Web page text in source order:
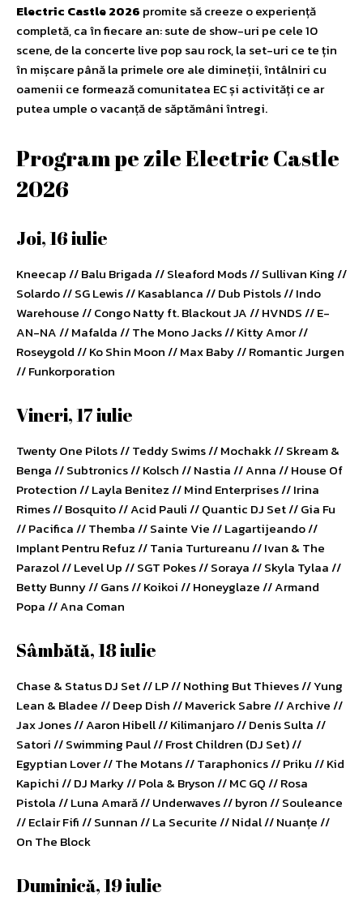
Electric Castle 2026 promite să creeze o experiență
completă, ca în fiecare an: sute de show-uri pe cele 10
scene, de la concerte live pop sau rock, la set-uri ce te țin
în mișcare până la primele ore ale dimineții, întâlniri cu
oamenii ce formează comunitatea EC și activități ce ar
putea umple o vacanță de săptămâni întregi.
Program pe zile Electric Castle
2026
Joi, 16 iulie
Kneecap // Balu Brigada // Sleaford Mods // Sullivan King //
Solardo // SG Lewis // Kasablanca // Dub Pistols // Indo
Warehouse // Congo Natty ft. Blackout JA // HVNDS // E-
AN-NA // Mafalda // The Mono Jacks // Kitty Amor //
Roseygold // Ko Shin Moon // Max Baby // Romantic Jurgen
// Funkorporation
Vineri, 17 iulie
Twenty One Pilots // Teddy Swims // Mochakk // Skream &
Benga // Subtronics // Kolsch // Nastia // Anna // House Of
Protection // Layla Benitez // Mind Enterprises // Irina
Rimes // Bosquito // Acid Pauli // Quantic DJ Set // Gia Fu
// Pacifica // Themba // Sainte Vie // Lagartijeando //
Implant Pentru Refuz // Tania Turtureanu // Ivan & The
Parazol // Level Up // SGT Pokes // Soraya // Skyla Tylaa //
Betty Bunny // Gans // Koikoi // Honeyglaze // Armand
Popa // Ana Coman
Sâmbătă, 18 iulie
Chase & Status DJ Set // LP // Nothing But Thieves // Yung
Lean & Bladee // Deep Dish // Maverick Sabre // Archive //
Jax Jones // Aaron Hibell // Kilimanjaro // Denis Sulta //
Satori // Swimming Paul // Frost Children (DJ Set) //
Egyptian Lover // The Motans // Taraphonics // Priku // Kid
Kapichi // DJ Marky // Pola & Bryson // MC GQ // Rosa
Pistola // Luna Amară // Underwaves // byron // Souleance
// Eclair Fifi // Sunnan // La Securite // Nidal // Nuanțe //
On The Block
Duminică, 19 iulie